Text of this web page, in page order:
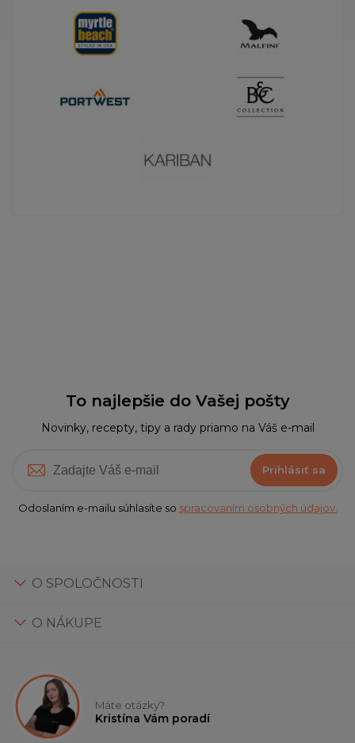
To najlepšie do Vašej pošty
Novinky, recepty, tipy a rady priamo na Váš e-mail
Prihlásiť sa
Odoslaním e-mailu súhlasíte so spracovaním osobných údajov.
O SPOLOČNOSTI
O NÁKUPE
Máte otázky?
Kristína Vám poradí